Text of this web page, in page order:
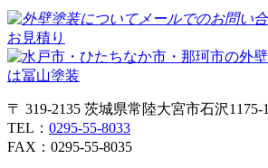
お見積り
〒 319-2135 茨城県常陸大宮市石沢1175-1
TEL： 0295-55-8033
FAX：0295-55-8035